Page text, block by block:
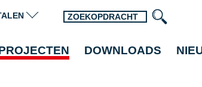
DOWNLOADS